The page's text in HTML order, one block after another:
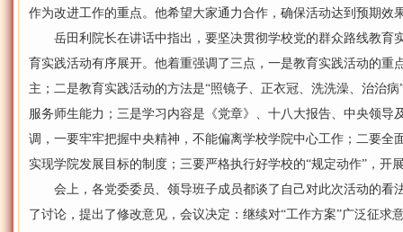
作为改进工作的重点。他希望大家通力合作，确保活动达到预期效
岳田利院长在讲话中指出，要坚决贯彻学校党的群众路线教育
育实践活动有序展开。他着重强调了三点，一是教育实践活动的重
主；二是教育实践活动的方法是“照镜子、正衣冠、洗洗澡、治治
服务师生能力；三是学习内容是《党章》、十八大报告、中央领导
调，一要牢牢把握中央精神，不能偏离学校学院中心工作；二要全
实现学院发展目标的制度；三要严格执行好学校的“规定动作”，开
会上，各党委委员、领导班子成员都谈了自己对此次活动的看
了讨论，提出了修改意见，会议决定：继续对“工作方案”广泛征求